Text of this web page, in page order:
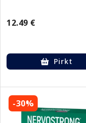
12.49 €
Pirkt
-30%